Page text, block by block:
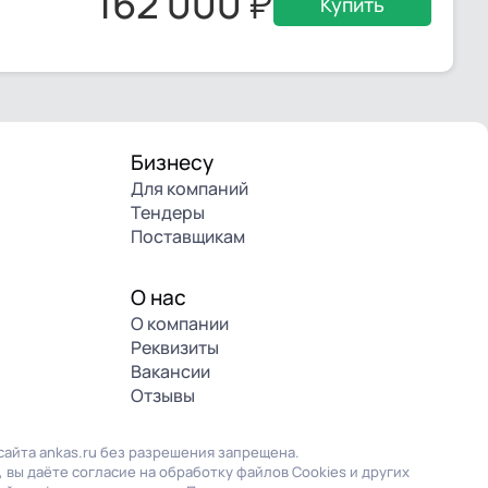
Бизнесу
Для компаний
Тендеры
Поставщикам
О нас
О компании
Реквизиты
Вакансии
Отзывы
ankas.ru без разрешения запрещена.
даёте согласие на обработку файлов Cookies и других